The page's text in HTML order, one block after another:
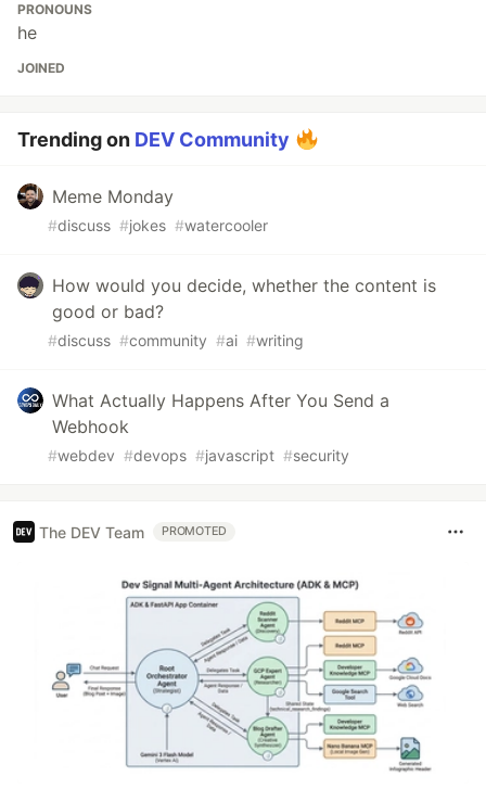
PRONOUNS
he
JOINED
Trending on DEV Community
Meme Monday
#discuss #jokes #watercooler
How would you decide, whether the content is
good or bad?
#discuss #community #ai #writing
What Actually Happens After You Send a
Webhook
#webdev #devops #javascript #security
The DEV Team PROMOTED